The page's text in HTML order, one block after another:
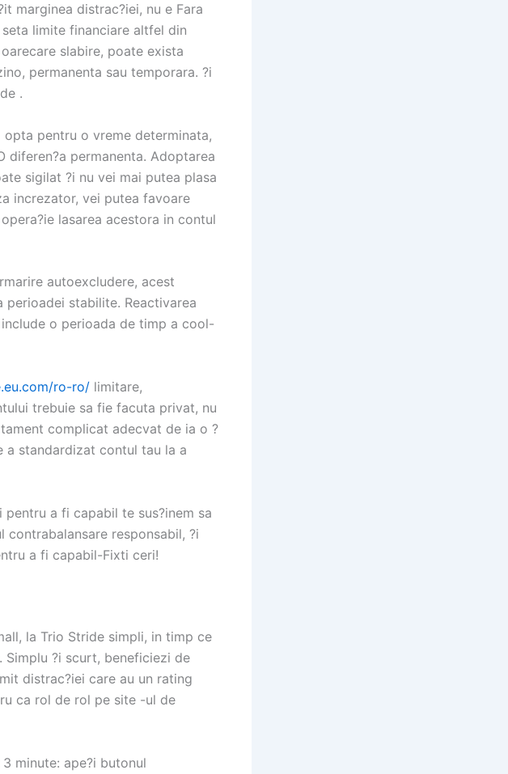
marginea distrac?iei, nu e Fara
limite financiare altfel din
slabire, poate exista
permanenta sau temporara. ?i
.
pentru o vreme determinata,
diferen?a permanenta. Adoptarea
sigilat ?i nu vei mai putea plasa
increzator, vei putea favoare
lasarea acestora in contul
autoexcludere, acest
stabilite. Reactivarea
o perioada de timp a cool-
ro-ro/ limitare,
trebuie sa fie facuta privat, nu
complicat adecvat de ia o ?
a standardizat contul tau la a
a fi capabil te sus?inem sa
contrabalansare responsabil, ?i
a fi capabil-Fixti ceri!
la Trio Stride simpli, in timp ce
?i scurt, beneficiezi de
distrac?iei care au un rating
ca rol de rol pe site -ul de
minute: ape?i butonul